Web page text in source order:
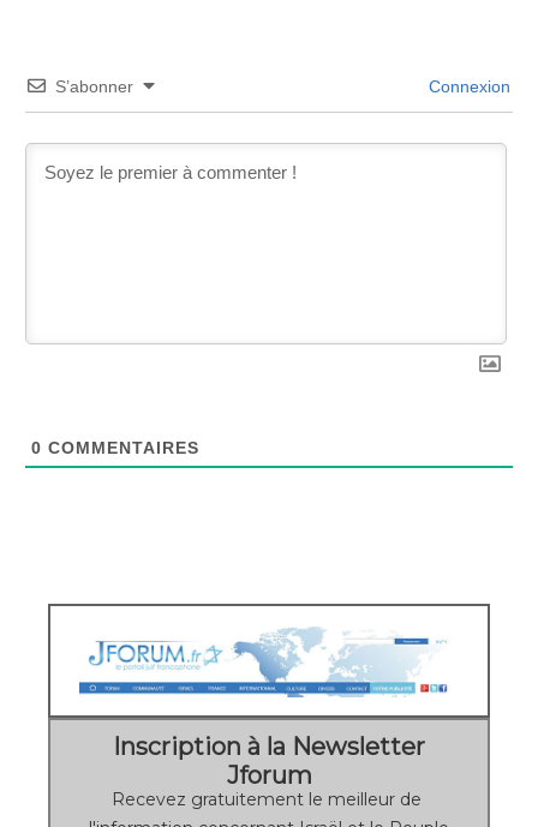
S’abonner Connexion
0 COMMENTAIRES
Inscription à la Newsletter
Jforum
Recevez gratuitement le meilleur de